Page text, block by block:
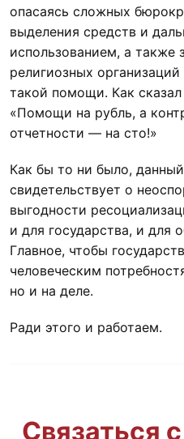
опасаясь сложных
выделения средств и
использованием, а также
религиозных
такой помощи. Как
«Помощи на рубль, а
отчетности — на сто!»
Как бы то ни было,
свидетельствует о
выгодности
и для государства, и для
Главное, чтобы
человеческим
но и на деле.
Ради этого и работаем.
Связаться